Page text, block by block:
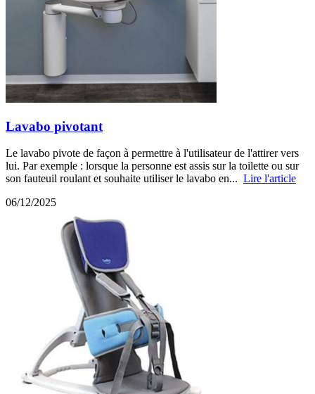
Lavabo pivotant
Le lavabo pivote de façon à permettre à l'utilisateur de l'attirer vers
lui. Par exemple : lorsque la personne est assis sur la toilette ou sur
son fauteuil roulant et souhaite utiliser le lavabo en... Lire l'article
06/12/2025